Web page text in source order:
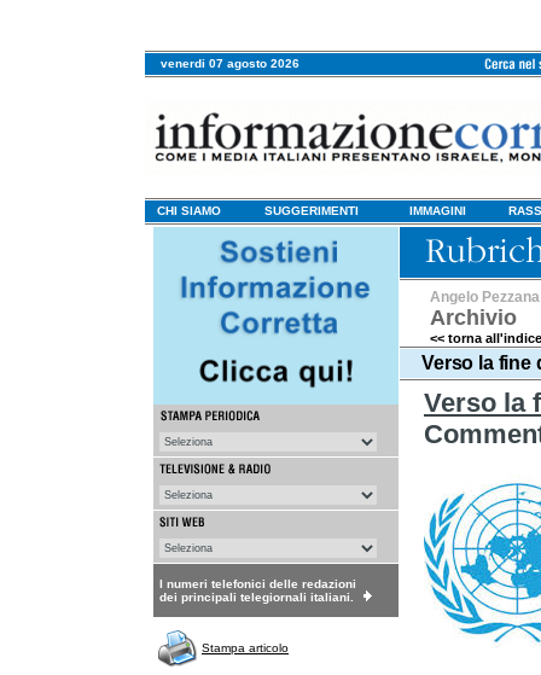
venerdi 07 agosto 2026
CHI SIAMO SUGGERIMENTI IMMAGINI
I numeri telefonici delle redazioni
dei principali telegiornali italiani.
Stampa articolo
Angelo Pezzana
Archivio
<< torna
Verso la fine
Verso la